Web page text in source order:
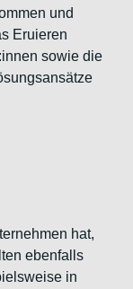
und
Eruieren
sowie die
hat,
ebenfalls
in